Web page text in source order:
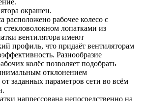
окрашен.
расположено рабочее колесо с
лопатками из
вентилятора имеют
профиль, что придаёт вентиляторам
Разнообразие
колёс позволяет подобрать
отклонением
заданных параметров сети во всём
напрессована непосредственно на